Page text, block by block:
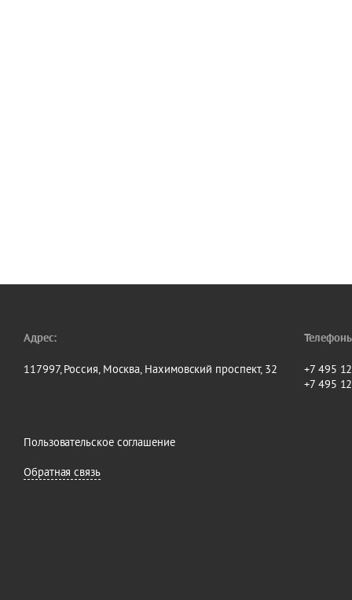
Адрес:
117997, Россия, Москва, Нахимовский проспект, 32
+7 495
+7 495
Пользовательское соглашение
Обратная связь